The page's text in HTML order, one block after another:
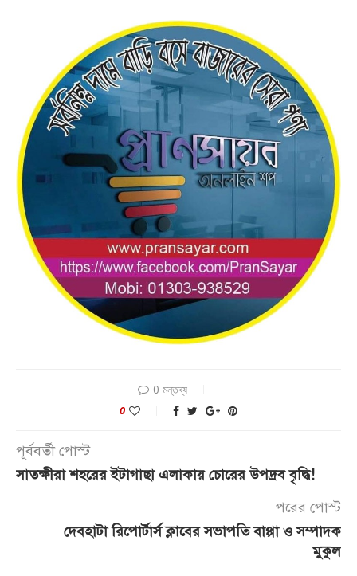
0 মন্তব্য
0
পূর্ববর্তী পোস্ট
সাতক্ষীরা শহরের ইটাগাছা এলাকায় চোরের উপদ্রব বৃদ্ধি!
পরের পোস্ট
দেবহাটা রিপোর্টার্স ক্লাবের সভাপতি বাপ্পা ও সম্পাদক
মুকুল